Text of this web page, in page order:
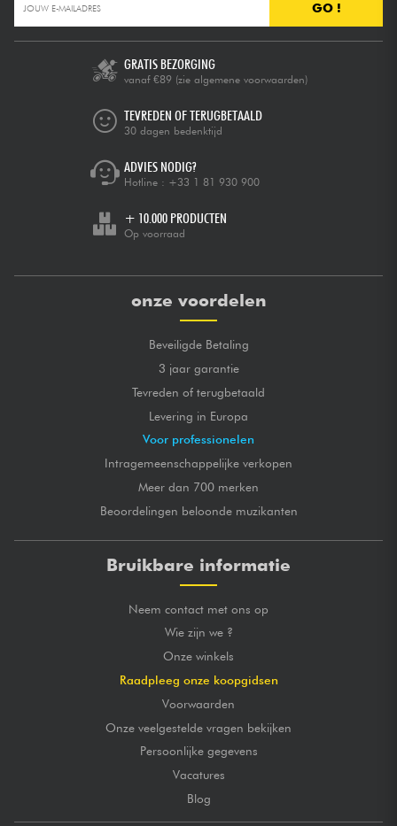
GO !
GRATIS BEZORGING
vanaf €89 (zie algemene voorwaarden)
TEVREDEN OF TERUGBETAALD
30 dagen bedenktijd
ADVIES NODIG?
Hotline : +33 1 81 930 900
+ 10.000 PRODUCTEN
Op voorraad
onze voordelen
Beveiligde Betaling
3 jaar garantie
Tevreden of terugbetaald
Levering in Europa
Voor professionelen
Intragemeenschappelijke verkopen
Meer dan 700 merken
Beoordelingen beloonde muzikanten
Bruikbare informatie
Neem contact met ons op
Wie zijn we ?
Onze winkels
Raadpleeg onze koopgidsen
Voorwaarden
Onze veelgestelde vragen bekijken
Persoonlijke gegevens
Vacatures
Blog